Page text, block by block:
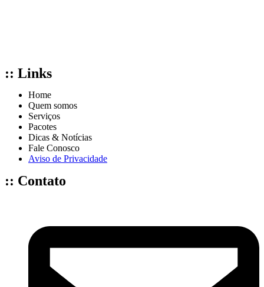
:: Links
Home
Quem somos
Serviços
Pacotes
Dicas & Notícias
Fale Conosco
Aviso de Privacidade
:: Contato